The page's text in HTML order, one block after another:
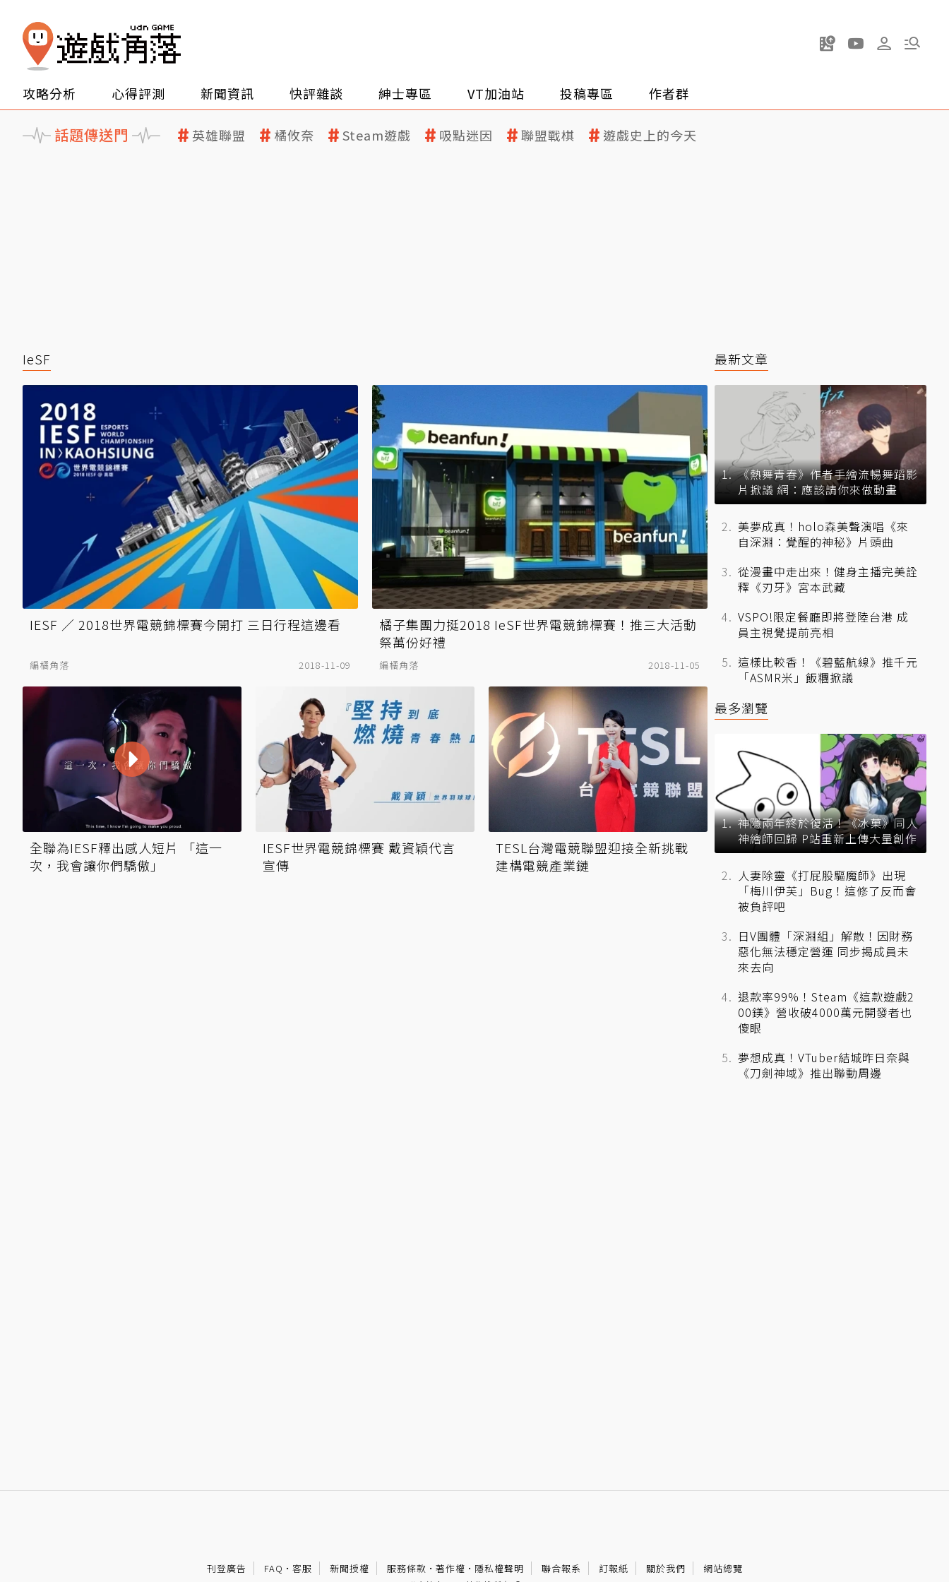
攻略分析 心得評測 新聞資訊 快評雜談 紳士專區 VT加油站 投稿專區 作者群
話題傳送門 英雄聯盟 橘攸奈 Steam遊戲 吸點迷因 聯盟戰棋 遊戲史上的今天
IeSF
IESF ／ 2018世界電競錦標賽今開打 三日行程這邊看
編橘角落 2018-11-09
橘子集團力挺2018 IeSF世界電競錦標賽！推三大活動
祭萬份好禮
編橘角落 2018-11-05
全聯為IESF釋出感人短片 「這一
次，我會讓你們驕傲」
IESF世界電競錦標賽 戴資穎代言
宣傳
TESL台灣電競聯盟迎接全新挑戰
建構電競產業鏈
最新文章
《熱舞青春》作者手繪流暢舞蹈影
片掀議 網：應該請你來做動畫
美夢成真！holo森美聲演唱《來
自深淵：覺醒的神秘》片頭曲
從漫畫中走出來！健身主播完美詮
釋《刃牙》宮本武藏
VSPO!限定餐廳即將登陸台港 成
員主視覺提前亮相
這樣比較香！《碧藍航線》推千元
「ASMR米」飯糰掀議
最多瀏覽
神隱兩年終於復活！《冰菓》同人
神繪師回歸 P站重新上傳大量創作
人妻除靈《打屁股驅魔師》出現
「梅川伊芙」Bug！這修了反而會
被負評吧
日V團體「深淵組」解散！因財務
惡化無法穩定營運 同步揭成員未
來去向
退款率99%！Steam《這款遊戲2
00鎂》營收破4000萬元開發者也
傻眼
夢想成真！VTuber結城昨日奈與
《刀劍神域》推出聯動周邊
刊登廣告 FAQ · 客服 新聞授權 服務條款 · 著作權 · 隱私權聲明 聯合報系 訂報紙 關於我們 網站總覽